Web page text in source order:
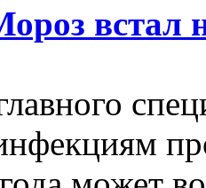
встал